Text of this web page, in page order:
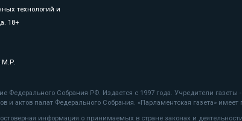
технологий и
18+
М.Р.
Федерального Собрания РФ. Издается с 1997 года. Учредители
актов палат Федерального Собрания. «Парламентская газета»
информация о принимаемых в стране законах и